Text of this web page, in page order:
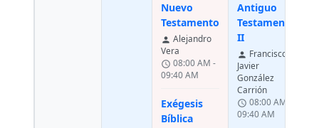
Nuevo
Testamento
person Alejandro
Vera
schedule 08:00 AM -
09:40 AM
Exégesis
Bíblica
Antiguo
Testamento
II
person Francisco
Javier
González
Carrión
schedule 08:00 AM -
09:40 AM